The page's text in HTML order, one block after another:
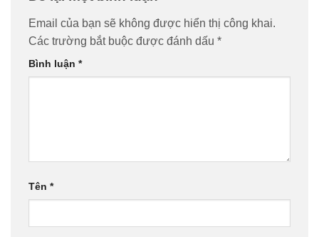
Email của bạn sẽ không được hiển thị công khai.
Các trường bắt buộc được đánh dấu *
Bình luận *
Tên *